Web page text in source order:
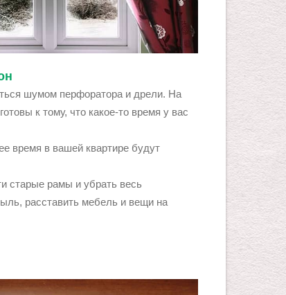
шумом перфоратора и дрели. На
к тому, что какое-то время у вас
время в вашей квартире будут
старые рамы и убрать весь
расставить мебель и вещи на